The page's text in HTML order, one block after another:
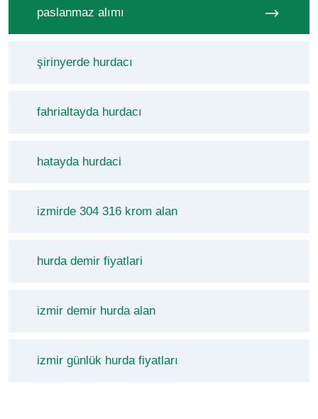
paslanmaz alımı
şirinyerde hurdacı
fahrialtayda hurdacı
hatayda hurdaci
izmirde 304 316 krom alan
hurda demir fiyatlari
izmir demir hurda alan
izmir günlük hurda fiyatları